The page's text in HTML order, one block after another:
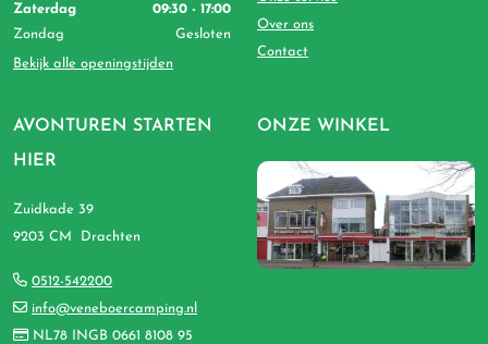
AVONTUREN STARTEN
HIER
Zuidkade 39
9203 CM Drachten
0512-542200
info@veneboercamping.nl
NL78 INGB 0661 8108 95
Zaterdag
09:30 - 17:00
Zondag
Gesloten
Bekijk alle openingstijden
Over ons
Contact
ONZE WINKEL